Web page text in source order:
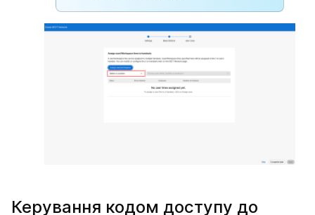
Керування кодом доступу до